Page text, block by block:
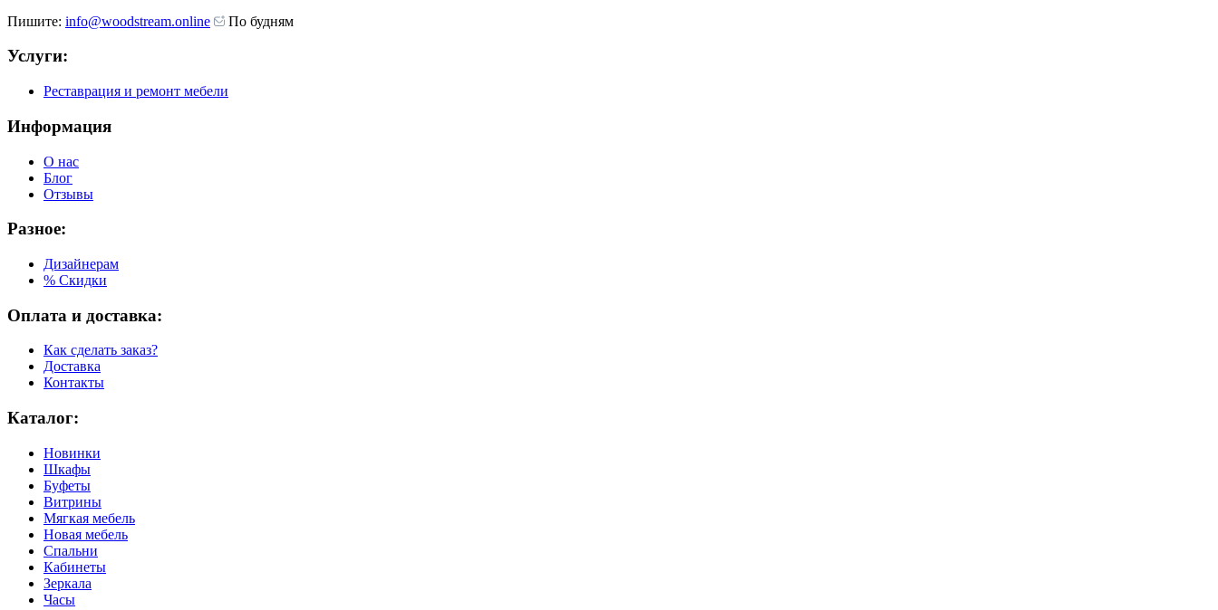
Пишите: info@woodstream.online По будням
Услуги:
Реставрация и ремонт мебели
Информация
О нас
Блог
Отзывы
Разное:
Дизайнерам
% Скидки
Оплата и доставка:
Как сделать заказ?
Доставка
Контакты
Каталог:
Новинки
Шкафы
Буфеты
Витрины
Мягкая мебель
Новая мебель
Спальни
Кабинеты
Зеркала
Часы